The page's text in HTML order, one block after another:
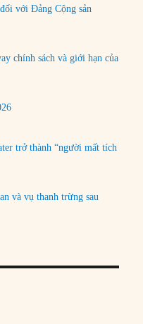
với Đảng Cộng sản
chính sách và giới hạn của
trở thành “người mất tích
và vụ thanh trừng sau